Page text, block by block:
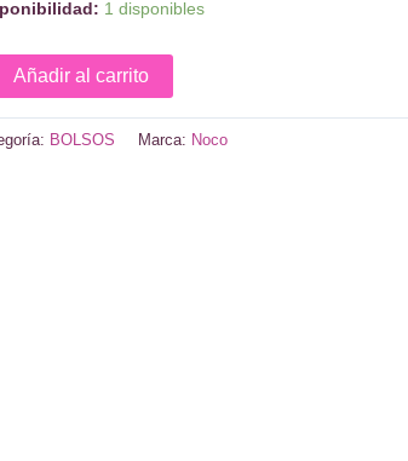
1 disponibles
Añadir al carrito
BOLSOS Marca: Noco